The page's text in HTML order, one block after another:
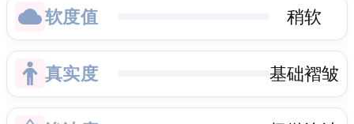
软度值 稍软
真实度 基础褶皱